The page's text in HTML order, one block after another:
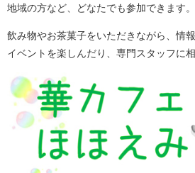
地域の方など、どなたでも参加できます。
飲み物やお茶菓子をいただきながら、情
イベントを楽しんだり、専門スタッフに